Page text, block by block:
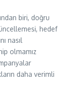
biri, doğru
hedef
nasıl
olmamız
daha verimli